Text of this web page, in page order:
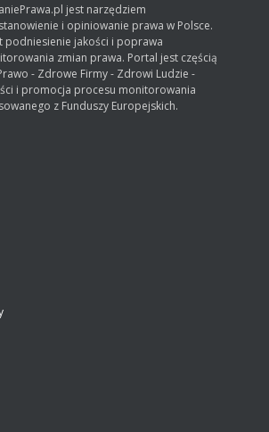
jest narzędziem
i opiniowanie prawa w Polsce.
podniesienie jakości i poprawa
zmian prawa. Portal jest częścią
- Zdrowe Firmy - Zdrowi Ludzie -
i promocja procesu monitorowania
z Funduszy Europejskich.